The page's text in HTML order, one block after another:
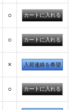
○
○
× 入荷連絡を希望
○